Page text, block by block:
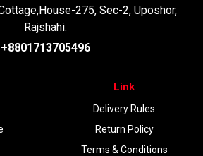
275, Sec-2, Uposhor,
Rajshahi.
+8801713705496
Link
Delivery Rules
Return Policy
Terms & Conditions